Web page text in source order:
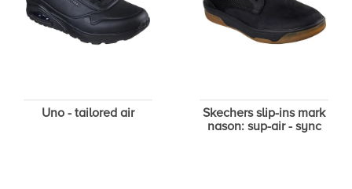
Uno - tailored air
Skechers slip-ins mark
nason: sup-air - sync